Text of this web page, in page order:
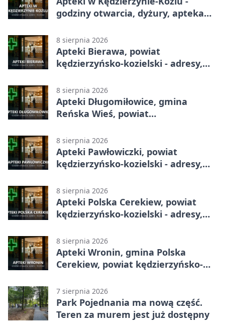
godziny otwarcia, dyżury, apteka
8 sierpnia 2026
Apteki Bierawa, powiat
kędzierzyńsko-kozielski - adresy,
8 sierpnia 2026
Apteki Długomiłowice, gmina
Reńska Wieś, powiat
telefony, godziny otwarcia
8 sierpnia 2026
Apteki Pawłowiczki, powiat
kędzierzyńsko-kozielski - adresy,
8 sierpnia 2026
Apteki Polska Cerekiew, powiat
kędzierzyńsko-kozielski - adresy,
8 sierpnia 2026
Apteki Wronin, gmina Polska
Cerekiew, powiat kędzierzyńsko-
otwarcia
7 sierpnia 2026
Park Pojednania ma nową część.
Teren za murem jest już dostępny